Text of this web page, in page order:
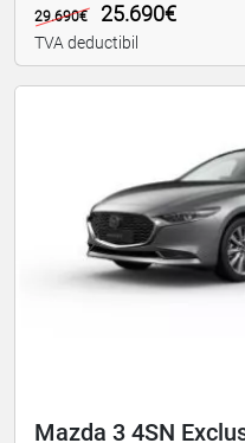
29.690€ 25.690€
TVA deductibil
Mazda 3 4SN